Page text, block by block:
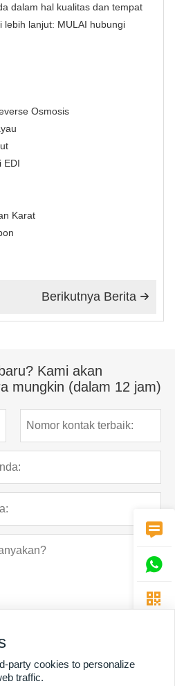
dalam hal kualitas dan tempat
lebih lanjut: MULAI hubungi
Osmosis
EDI
Karat

Berikutnya Berita
Kami akan
mungkin (dalam 12 jam)
Rahasia pribadi



party cookies to personalize
traffic.